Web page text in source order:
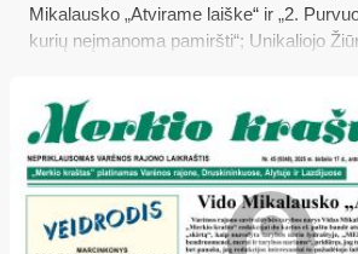
Mikalausko „Atvirame laiške“ ir „2.
kurių neįmanoma pamiršti“; Unikaliojo
„Lakštucis“ – 60 metų